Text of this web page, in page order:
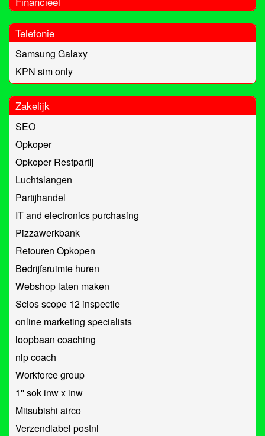
Telefonie
Samsung Galaxy
KPN sim only
Zakelijk
SEO
Opkoper
Opkoper Restpartij
Luchtslangen
Partijhandel
IT and electronics purchasing
Pizzawerkbank
Retouren Opkopen
Bedrijfsruimte huren
Webshop laten maken
Scios scope 12 inspectie
online marketing specialists
loopbaan coaching
​nlp coach
Workforce group
1'' sok inw x inw
Mitsubishi airco
Verzendlabel postnl